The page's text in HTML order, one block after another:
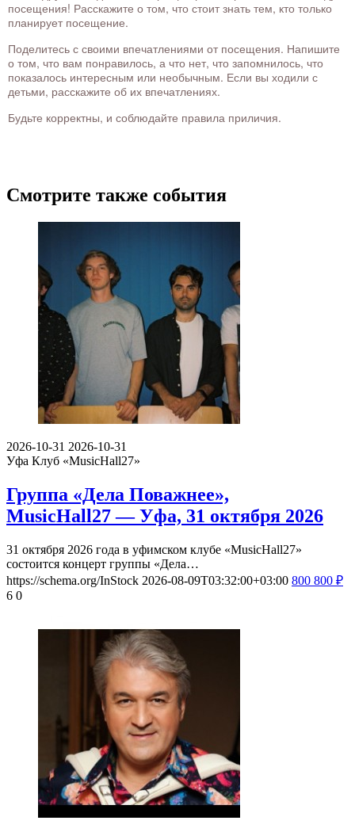
посещения! Расскажите о том, что стоит знать тем, кто только
планирует посещение.
Поделитесь с своими впечатлениями от посещения. Напишите
о том, что вам понравилось, а что нет, что запомнилось, что
показалось интересным или необычным. Если вы ходили с
детьми, расскажите об их впечатлениях.
Будьте корректны, и соблюдайте правила приличия.
Смотрите также события
2026-10-31 2026-10-31
Уфа Клуб «MusicHall27»
Группа «Дела Поважнее»,
MusicHall27 — Уфа, 31 октября 2026
31 октября 2026 года в уфимском клубе «MusicHall27»
состоится концерт группы «Дела…
https://schema.org/InStock 2026-08-09T03:32:00+03:00 800 800 ₽
6 0